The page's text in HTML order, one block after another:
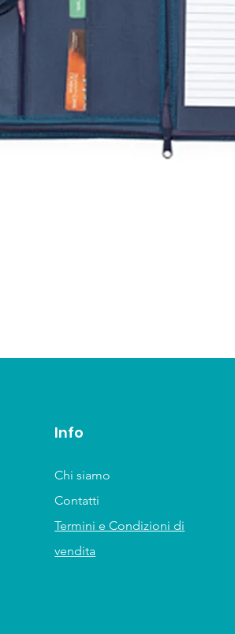
Info
Chi siamo
Contatti
Termini e Condizioni di
vendita